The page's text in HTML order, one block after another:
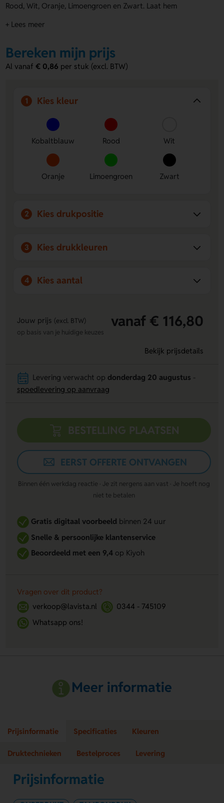
Rood, Wit, Oranje, Limoengroen en Zwart. Laat hem
naam of eigen ontwerp. Zo maak je er makkelijk iets
Voordelen van de Huisvormige
sleutelhanger Imba
naam of eigen ontwerp toe.
Keuze uit meerdere kleuren
op jouw stijl of huisstijl.
Stevig materiaal
- Gemaakt van roestvrijstaal en ABS
voor dagelijks gebruik.
+ Lees meer
Bereken mijn prijs
Al vanaf€ 0,86 per stuk (excl. BTW)
1 Kies kleur
Kobaltblauw Rood Wit
Oranje Limoengroen Zwart
2 Kies drukpositie
3 Kies drukkleuren
4 Kies aantal
Jouw prijs (excl. BTW) vanaf € 116,80
op basis van je huidige keuzes
Bekijk prijsdetails
Levering verwacht op donderdag 20 augustus
spoedlevering op aanvraag
BESTELLING PLAATSEN
EERST OFFERTE ONTVANGEN
Binnen één werkdag reactie · Je zit nergens aan vast · Je hoeft nog
niet te betalen
Gratis digitaal voorbeeldbinnen 24 uur
Snelle & persoonlijke klantenservice
Beoordeeld met een 9,4op Kiyoh
Vragen over dit product?
verkoop@lavista.nl
0344 - 745109
Whatsapp ons!
Meer informatie
Prijsinformatie Specificaties Kleuren
Druktechnieken Bestelproces Levering
Prijsinformatie